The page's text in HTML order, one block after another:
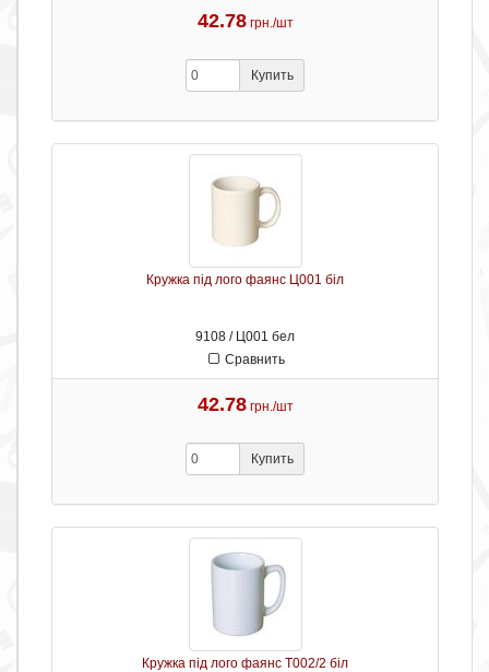
42.78 грн./шт
Купить
Кружка під лого фаянс Ц001 біл
9108 / Ц001 бел
Сравнить
42.78 грн./шт
Купить
Кружка під лого фаянс Т002/2 біл